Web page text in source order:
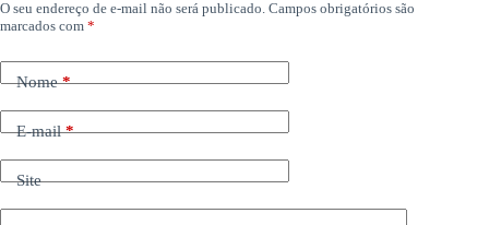
O seu endereço de e-mail não será publicado. Campos obrigatórios são
marcados com *
Nome*
E-mail*
Site